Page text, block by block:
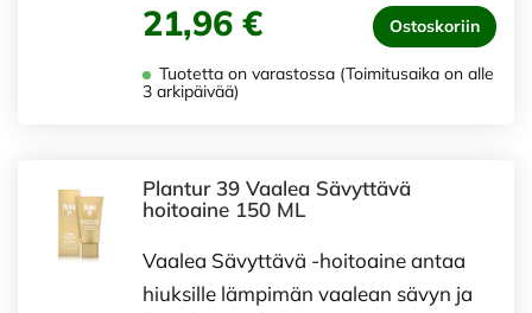
21,96 € Ostoskoriin
Tuotetta on varastossa (Toimitusaika on alle
3 arkipäivää)
Plantur 39 Vaalea Sävyttävä
hoitoaine 150 ML
Vaalea Sävyttävä -hoitoaine antaa
hiuksille lämpimän vaalean sävyn ja